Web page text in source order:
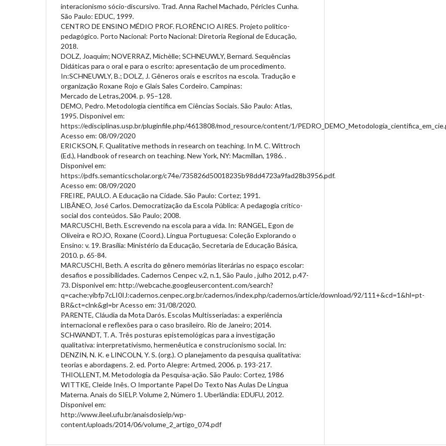
interacionismo sócio-discursivo. Trad. Anna Rachel Machado, Péricles Cunha.
São Paulo: EDUC, 1999.
CENTRO DE ENSINO MÉDIO PROF. FLORÊNCIO AIRES. Projeto político-
pedagógico. Porto Nacional: Porto Nacional: Diretoria Regional de Educação,
2018.
DOLZ, Joaquim; NOVERRAZ, Michèlle; SCHNEUWLY, Bernard. Sequências
Didáticas para o oral e para o escrito: apresentação de um procedimento.
In:SCHNEUWLY, B.; DOLZ, J. Gêneros orais e escritos na escola. Tradução e
organização Roxane Rojo e Glaís Sales Cordeiro. Campinas:
Mercado de Letras,2004. p. 95–128.
DEMO, Pedro. Metodologia científica em Ciências Sociais. São Paulo: Atlas,
1995. Disponivel em:
https://edisciplinas.usp.br/pluginfile.php/4613808/mod_resource/content/1/
Acesso em: 08/09/2020
ERICKSON, F. Qualitative methods in research on teaching. In M. C. Wittroch
(Ed.), Handbook of research on teaching. New York, NY: Macmillan, 1986. .
Disponivel em:
https://pdfs.semanticscholar.org/c74e/735826d50018235b98dd4723a9fad28b3956.pdf.
Acesso em: 08/09/2020
FREIRE, PAULO. A Educação na Cidade. São Paulo: Cortez; 1991.
LIBÂNEO, José Carlos. Democratização da Escola Pública: A pedagogia crítico-
social dos conteúdos. São Paulo; 2008.
MARCUSCHI, Beth. Escrevendo na escola para a vida. In: RANGEL, Egon de
Oliveira e ROJO, Roxane (Coord.). Língua Portuguesa: Coleção Explorando o
Ensino: v. 19. Brasília: Ministério da Educação, Secretaria de Educação Básica,
2010. p. 65-84.
MARCUSCHI, Beth. A escrita do gênero memórias literárias no espaço escolar:
desafios e possibilidades. Cadernos Cenpec v.2, n.1, São Paulo , julho 2012, p.47-
73. Disponivel em: http://webcache.googleusercontent.com/search?
q=cache:yibfp7cLI0IJ:cadernos.cenpec.org.br/cadernos/index.php/cadernos/article/download/92/111+&cd=1&hl=pt-
BR&ct=clnk&gl=br Acesso em: 31/08/2020.
PARENTE, Cláudia da Mota Darós. Escolas Multisseriadas: a experiência
internacional e reflexões para o caso brasileiro. Rio de Janeiro; 2014.
SCHWANDT, T. A. Três posturas epistemológicas para a investigação
qualitativa: interpretativismo, hermenêutica e construcionismo social. In:
DENZIN, N. K. e LINCOLN, Y. S. (org.). O planejamento da pesquisa qualitativa:
teorias e abordagens. 2. ed. Porto Alegre: Artmed, 2006. p. 193-217.
THIOLLENT, M. Metodologia da Pesquisa-ação. São Paulo: Cortez, 1986
WITTKE, Cleide Inês. O Importante Papel Do Texto Nas Aulas De Língua
Materna. Anais do SIELP. Volume 2, Número 1. Uberlândia: EDUFU, 2012.
Disponível em:
http://www.ileel.ufu.br/anaisdosielp/wp-
content/uploads/2014/06/volume_2_artigo_074.pdf